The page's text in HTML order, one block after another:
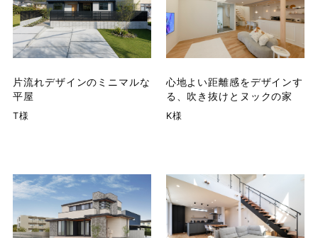
片流れデザインのミニマルな
平屋
T様
心地よい距離感をデザインす
る、吹き抜けとヌックの家
K様